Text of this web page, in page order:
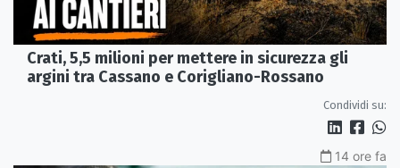
Crati, 5,5 milioni per mettere in sicurezza gli
argini tra Cassano e Corigliano-Rossano
Condividi su:
14 ore fa